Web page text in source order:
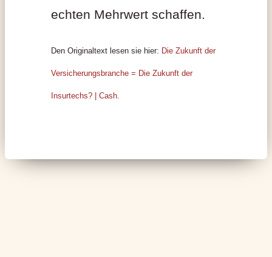
echten Mehrwert schaffen.
Den Originaltext lesen sie hier: Die Zukunft der
Versicherungsbranche = Die Zukunft der
Insurtechs? | Cash.